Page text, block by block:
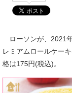
ローソンが、2021
レミアムロールケー
格は175円(税込)。